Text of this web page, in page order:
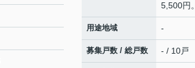
5,500円。
用途地域 -
募集戸数 / 総戸数 - / 10戸